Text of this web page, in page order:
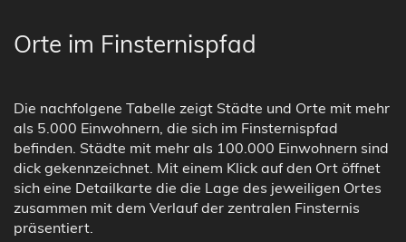
Orte im Finsternispfad
Die nachfolgene Tabelle zeigt Städte und Orte mit mehr
als 5.000 Einwohnern, die sich im Finsternispfad
befinden. Städte mit mehr als 100.000 Einwohnern sind
dick gekennzeichnet. Mit einem Klick auf den Ort öffnet
sich eine Detailkarte die die Lage des jeweiligen Ortes
zusammen mit dem Verlauf der zentralen Finsternis
präsentiert.